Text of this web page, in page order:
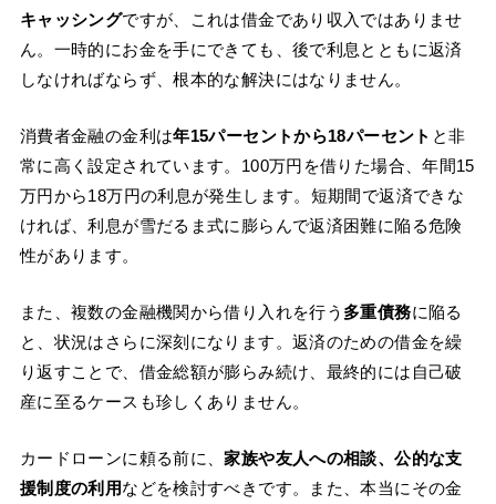
キャッシングですが、これは借金であり収入ではありませ
ん。一時的にお金を手にできても、後で利息とともに返済
しなければならず、根本的な解決にはなりません。
消費者金融の金利は年15パーセントから18パーセント と非
常に高く設定されています。100万円を借りた場合、年間15
万円から18万円の利息が発生します。短期間で返済できな
ければ、利息が雪だるま式に膨らんで返済困難に陥る危険
性があります。
また、複数の金融機関から借り入れを行う 多重債務に陥る
と、状況はさらに深刻になります。返済のための借金を繰
り返すことで、借金総額が膨らみ続け、最終的には自己破
産に至るケースも珍しくありません。
カードローンに頼る前に、家族や友人への相談、公的な支
援制度の利用などを検討すべきです。また、本当にその金